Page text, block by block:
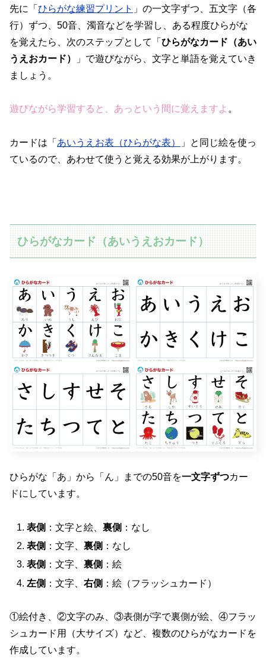
先に「 ひらがな練習プリント 」の一文字ずつ、五文字（各
行）ずつ、50音、濁音などを学習し、ある程度ひらがな
を覚えたら、次のステップとして「 ひらがなカード（あい
うえおカード）
」で遊びながら、文字と単語を覚えていき
ましょう。
遊びながら学習すると、あっという間に覚えますよ 。
カードは「 あいうえお表（ひらがな表）
」と同じ絵を使っ
ているので、あわせて使うと覚える効果が上がります。
ひらがなカード（あいうえおカード）
ひらがな「あ」から「ん」までの50音を一文字ずつカー
ドにしています。
表側 ：文字と絵、裏側 ：なし
表側 ：文字、裏側 ：なし
表側 ：文字、裏側 ：絵
左側 ：文字、右側 ：絵（フラッシュカード）
①絵付き、②文字のみ、③表側が字で裏側が絵、④フラッ
シュカード用（大サイズ）など、複数のひらがなカードを
作成しています。